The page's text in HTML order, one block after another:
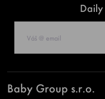
Daily
Baby Group s.r.o.